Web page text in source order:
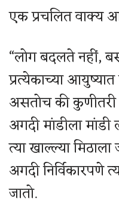
एक प्रचलित वाक्य
“लोग बदलते नहीं,
प्रत्येकाच्या
असतोच की कुणीतरी
अगदी मांडीला
त्या खाल्ल्या
अगदी निर्विकारपणे
जातो.